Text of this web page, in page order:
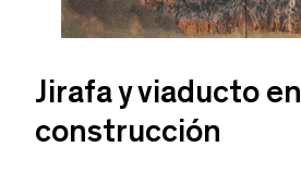
Jirafa y viaducto en
construcción